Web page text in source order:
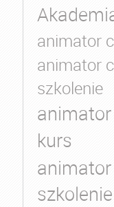
animator
animator
szkolenie
kurs
szkolenie